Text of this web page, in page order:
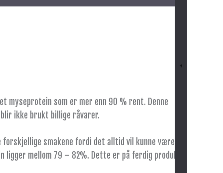
+
myseprotein som er mer enn 90 % rent. Denne
blir ikke brukt billige råvarer.
forskjellige smakene fordi det alltid vil kunne være
mellom 79 – 82%. Dette er på ferdig produkt,